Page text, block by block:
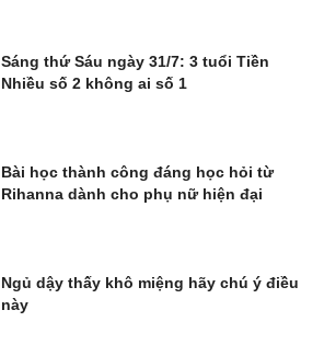
Sáng thứ Sáu ngày 31/7: 3 tuổi Tiền
Nhiều số 2 không ai số 1
Bài học thành công đáng học hỏi từ
Rihanna dành cho phụ nữ hiện đại
Ngủ dậy thấy khô miệng hãy chú ý điều
này